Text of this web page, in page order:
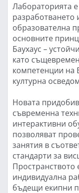
Лабораторията
разработването
образователна
основните
Баухаус –
като
компетенции на
културна
Новата
съвременна
интерактивни
позволяват
занятия в
стандарти за
Пространството
индивидуална
бъдещи екипни